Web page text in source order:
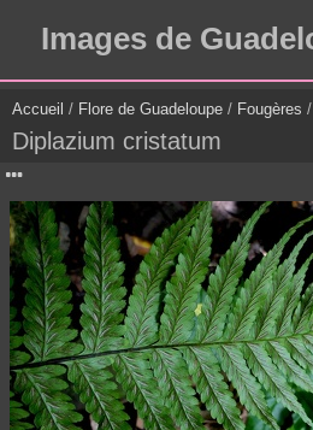
Images de
Accueil / Flore de Guadeloupe / Fougères /
Diplazium cristatum